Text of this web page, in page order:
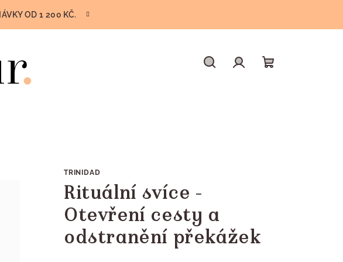
OD 1 200 KČ.
TRINIDAD
Rituální svíce -
Otevření cesty a
odstranění překážek